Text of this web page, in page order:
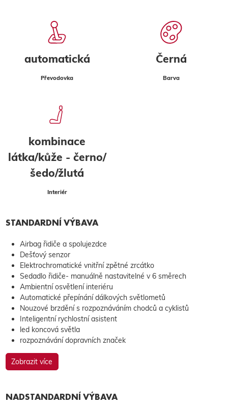
automatická
Převodovka
Černá
Barva
kombinace
látka/kůže - černo/
šedo/žlutá
Interiér
STANDARDNÍ VÝBAVA
Airbag řidiče a spolujezdce
Dešťový senzor
Elektrochromatické vnitřní zpětné zrcátko
Sedadlo řidiče- manuálně nastavitelné v 6 směrech
Ambientní osvětlení interiéru
Automatické přepínání dálkových světlometů
Nouzové brzdění s rozpoznáváním chodců a cyklistů
Inteligentní rychlostní asistent
led koncová světla
rozpoznávání dopravních značek
Zobrazit více
NADSTANDARDNÍ VÝBAVA